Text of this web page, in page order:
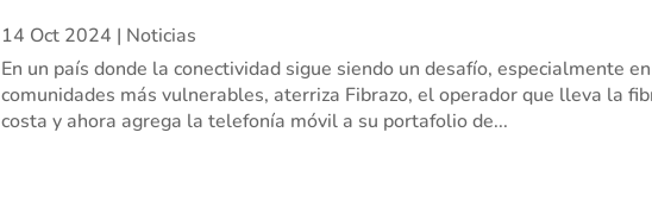
14 Oct 2024 | Noticias
En un país donde la conectividad sigue siendo un desafío, especialmente
comunidades más vulnerables, aterriza Fibrazo, el operador que lleva la
costa y ahora agrega la telefonía móvil a su portafolio de...